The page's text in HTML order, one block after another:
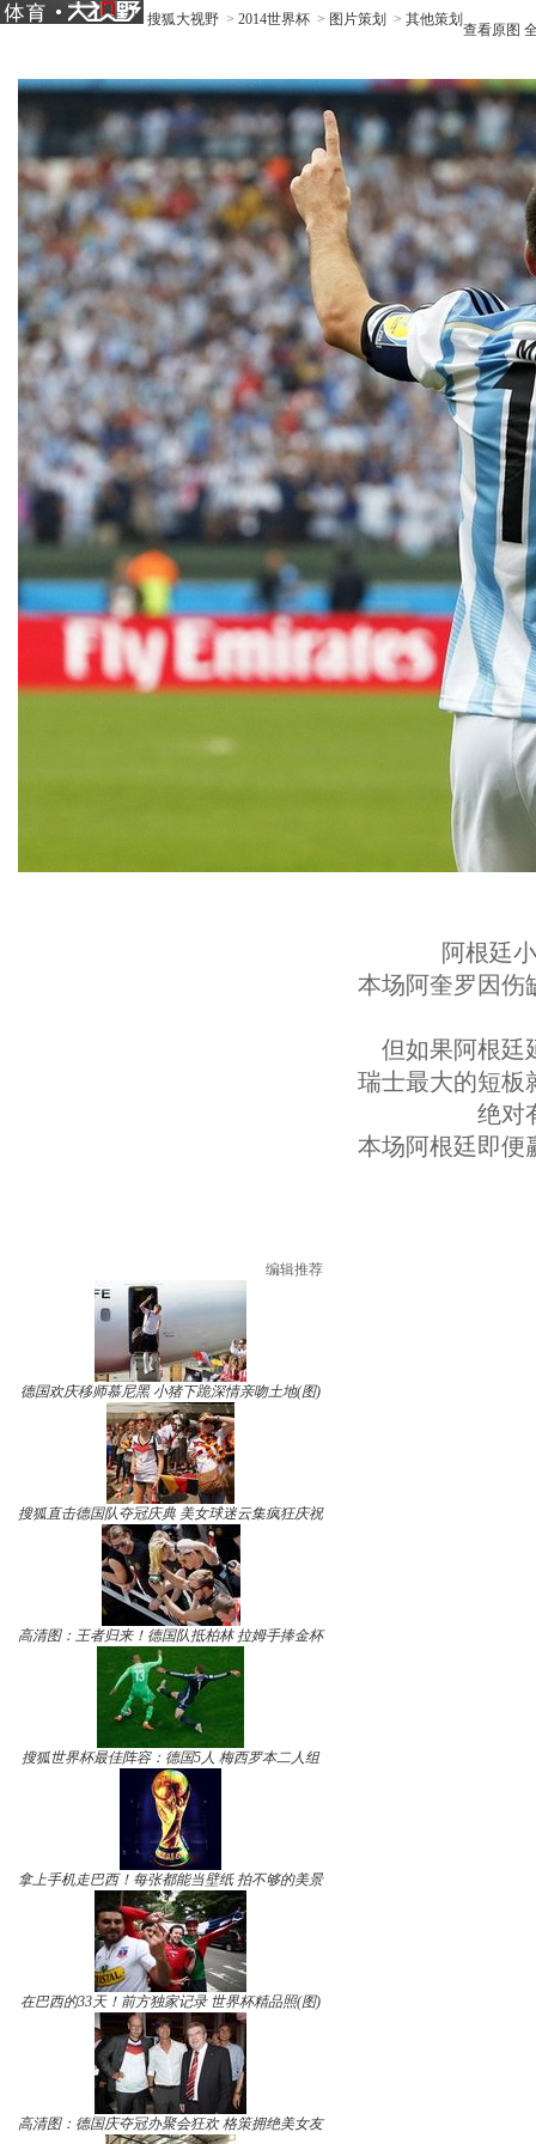
搜狐大视野 > 2014世界杯 > 图片策划 > 其他策划
查看原图
阿根廷
本场阿奎罗因伤
但如果阿根廷
瑞士最大的短板
绝对
本场阿根廷即便
编辑推荐
德国欢庆移师慕尼黑 小猪下跪深情亲吻土地(图)
搜狐直击德国队夺冠庆典 美女球迷云集疯狂庆祝
高清图：王者归来！德国队抵柏林 拉姆手捧金杯
搜狐世界杯最佳阵容：德国5人 梅西罗本二人组
拿上手机走巴西！每张都能当壁纸 拍不够的美景
在巴西的33天！前方独家记录 世界杯精品照(图)
高清图：德国庆夺冠办聚会狂欢 格策拥绝美女友